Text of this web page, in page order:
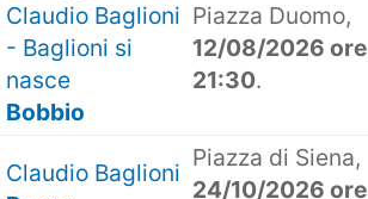
Claudio Baglioni
- Baglioni si
nasce
Bobbio
Piazza Duomo,
12/08/2026 ore
21:30.
Claudio Baglioni
Piazza di Siena,
24/10/2026 ore